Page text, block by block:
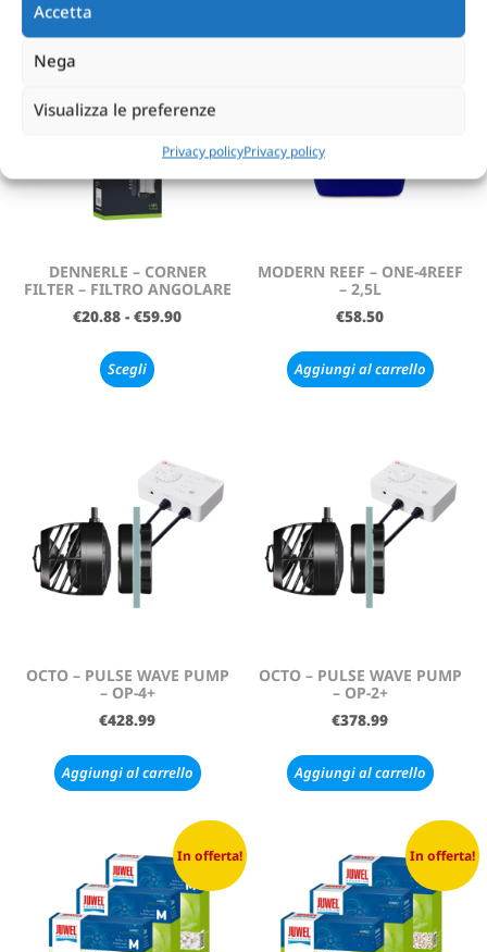
Accetta
Nega
Visualizza le preferenze
Privacy policyPrivacy policy
DENNERLE – CORNER
FILTER – FILTRO ANGOLARE
€20.88 - €59.90
Scegli
MODERN REEF – ONE-4REEF
– 2,5L
€58.50
Aggiungi al carrello
OCTO – PULSE WAVE PUMP
– OP-4+
€428.99
Aggiungi al carrello
OCTO – PULSE WAVE PUMP
– OP-2+
€378.99
Aggiungi al carrello
In offerta! In offerta!